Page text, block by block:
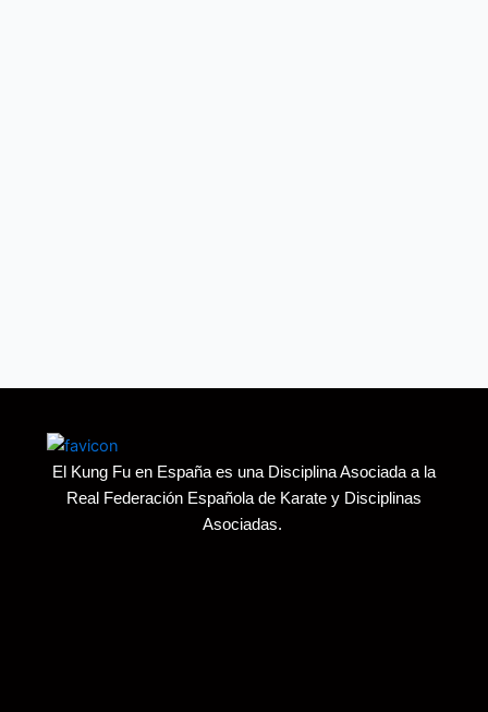
El Kung Fu en España es una Disciplina Asociada a la
Real Federación Española de Karate y Disciplinas
Asociadas.